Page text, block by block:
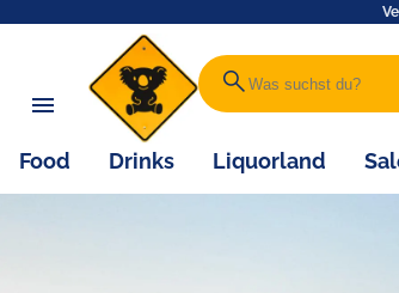
search
Food Drinks Liquorland